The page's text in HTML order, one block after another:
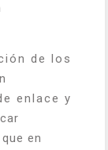
de los
enlace y
en